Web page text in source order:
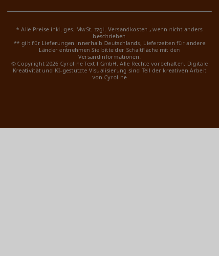
* Alle Preise inkl. ges. MwSt. zzgl. Versandkosten , wenn nicht anders
beschrieben
** gilt für Lieferungen innerhalb Deutschlands, Lieferzeiten für andere
Länder entnehmen Sie bitte der Schaltfläche mit den
Versandinformationen.
© Copyright 2026 Cyroline Textil GmbH. Alle Rechte vorbehalten. Digitale
Kreativität und KI-gestützte Visualisierung sind Teil der kreativen Arbeit
von Cyroline